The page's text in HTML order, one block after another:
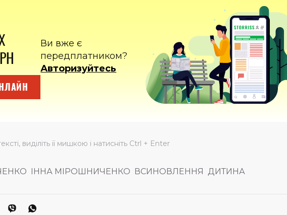
Ви вже є
передплатником?
Авторизуйтесь
виділіть її мишкою і натисніть Ctrl + Enter
ІННА МІРОШНИЧЕНКО ВСИНОВЛЕННЯ ДИТИНА